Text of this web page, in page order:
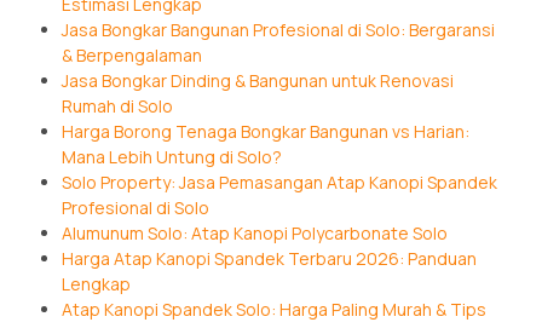
Jasa Bongkar Bangunan Profesional di Solo: Bergaransi
& Berpengalaman
Jasa Bongkar Dinding & Bangunan untuk Renovasi
Rumah di Solo
Harga Borong Tenaga Bongkar Bangunan vs Harian:
Mana Lebih Untung di Solo?
Solo Property: Jasa Pemasangan Atap Kanopi Spandek
Profesional di Solo
Alumunum Solo: Atap Kanopi Polycarbonate Solo
Harga Atap Kanopi Spandek Terbaru 2026: Panduan
Lengkap
Atap Kanopi Spandek Solo: Harga Paling Murah & Tips